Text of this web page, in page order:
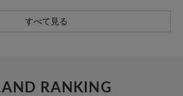
すべて見る
RANKING